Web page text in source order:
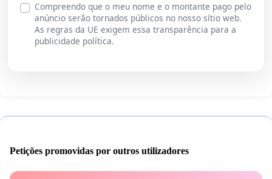
Compreendo que o meu nome e o montante pago pelo
anúncio serão tornados públicos no nosso sítio web.
As regras da UE exigem essa transparência para a
publicidade política.
Petições promovidas por outros utilizadores